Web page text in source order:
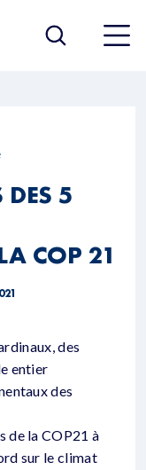
DES 5
COP 21
des
entier
des
de la COP21 à
sur le climat